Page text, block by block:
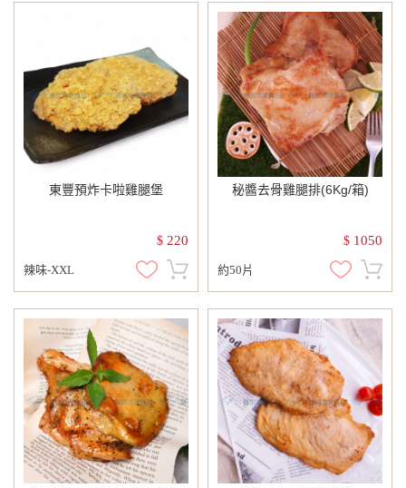
東豐預炸卡啦雞腿堡
$ 220
辣味-XXL
秘醬去骨雞腿排(6Kg/箱)
$ 1050
約50片